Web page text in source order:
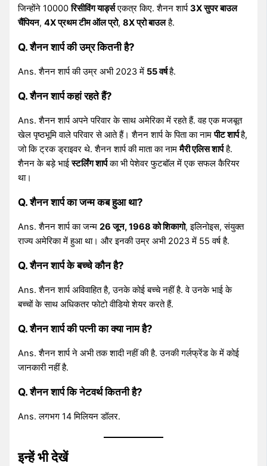
जिन्होंने 10000रिसीविंग यार्ड्सएकत्र किए. शैनन शार्प3X सुपर बाउल
चैंपियन,4X प्रथम टीम ऑल प्रो,8X प्रो बाउलहै.
Q. शैनन शार्प की उम्र कितनी है?
Ans. शैनन शार्प की उम्र अभी 2023 में 55 वर्षहै.
Q. शैनन शार्प कहां रहते हैं?
Ans. शैनन शार्प अपने परिवार के साथ अमेरिका में रहते हैं. वह एक मजबूत
खेल पृष्ठभूमि वाले परिवार से आते हैं। शैनन शार्प के पिता का नामपीट शार्पहै,
जो कि ट्रक ड्राइवर थे. शैनन शार्प की माता का नाममैरी एलिस शार्पहै.
शैनन के बड़े भाईस्टर्लिंग शार्पका भी पेशेवर फुटबॉल में एक सफल कैरियर
था।
Q. शैनन शार्प का जन्म कब हुआ था?
Ans. शैनन शार्प का जन्म26 जून, 1968 को शिकागो, इलिनोइस, संयुक्त
राज्य अमेरिका में हुआ था। और इनकी उम्र अभी 2023 में 55 वर्ष है.
Q. शैनन शार्प के बच्चे कौन है?
Ans. शैनन शार्प अविवाहित है, उनके कोई बच्चे नहीं है. वे उनके भाई के
बच्चों के साथ अधिकतर फोटो वीडियो शेयर करते हैं.
Q. शैनन शार्प की पत्नी का क्या नाम है?
Ans. शैनन शार्प ने अभी तक शादी नहीं की है. उनकी गर्लफ्रेंड के में कोई
जानकारी नहीं है.
Q. शैनन शार्प कि नेटवर्थ कितनी है?
Ans. लगभग 14 मिलियन डॉलर.
इन्हें भी देखें